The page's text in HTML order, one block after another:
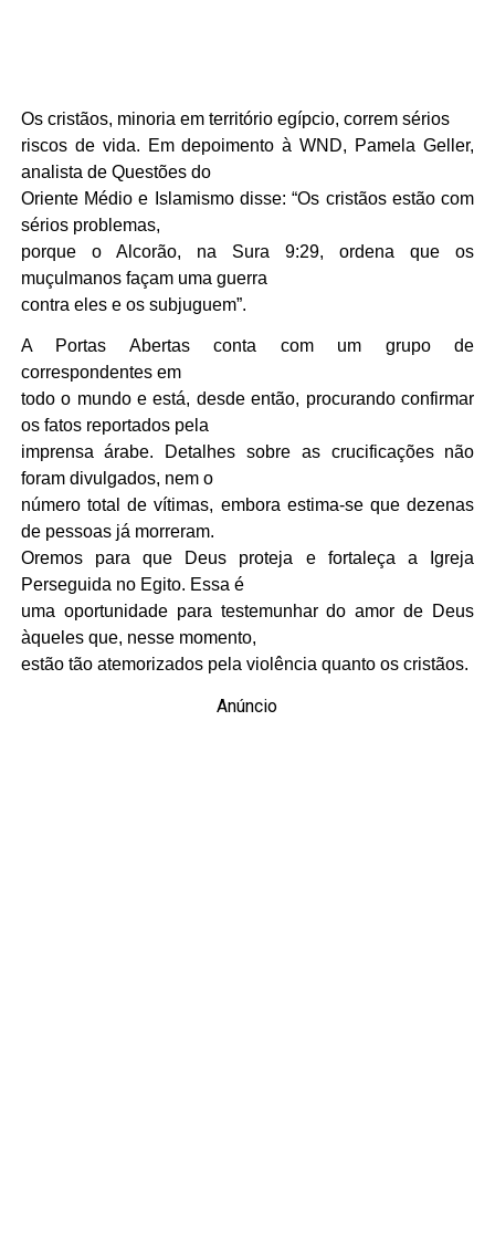
Os cristãos, minoria em território egípcio, correm sérios
riscos de vida. Em depoimento à WND, Pamela Geller,
analista de Questões do
Oriente Médio e Islamismo disse: “Os cristãos estão com
sérios problemas,
porque o Alcorão, na Sura 9:29, ordena que os
muçulmanos façam uma guerra
contra eles e os subjuguem”.
A Portas Abertas conta com um grupo de
correspondentes em
todo o mundo e está, desde então, procurando confirmar
os fatos reportados pela
imprensa árabe. Detalhes sobre as crucificações não
foram divulgados, nem o
número total de vítimas, embora estima-se que dezenas
de pessoas já morreram.
Oremos para que Deus proteja e fortaleça a Igreja
Perseguida no Egito. Essa é
uma oportunidade para testemunhar do amor de Deus
àqueles que, nesse momento,
estão tão atemorizados pela violência quanto os cristãos.
Anúncio